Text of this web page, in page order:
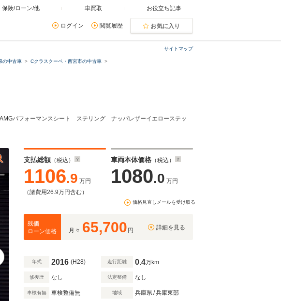
保険/ローン/他 車買取 お役立ち記事
ログイン 閲覧履歴 お気に入り
サイトマップ
の中古車
Cクラスクーペ・西宮市の中古車
パフォーマンスシート ステリング ナッパレザーイエローステッ
支払総額 （税込）
1106.9 万円
（諸費用26.9万円含む）
車両本体価格 （税込）
1080.0 万円
価格見直しメールを受け取る
残価
ローン価格
月々 65,700 円 詳細を見る
年式 2016 (H28) 走行距離 0.4万km
修復歴 なし 法定整備 なし
車検有無 車検整備無 地域 兵庫県/兵庫東部